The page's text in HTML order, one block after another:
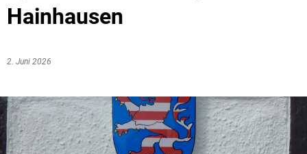
Hainhausen
2. Juni 2026